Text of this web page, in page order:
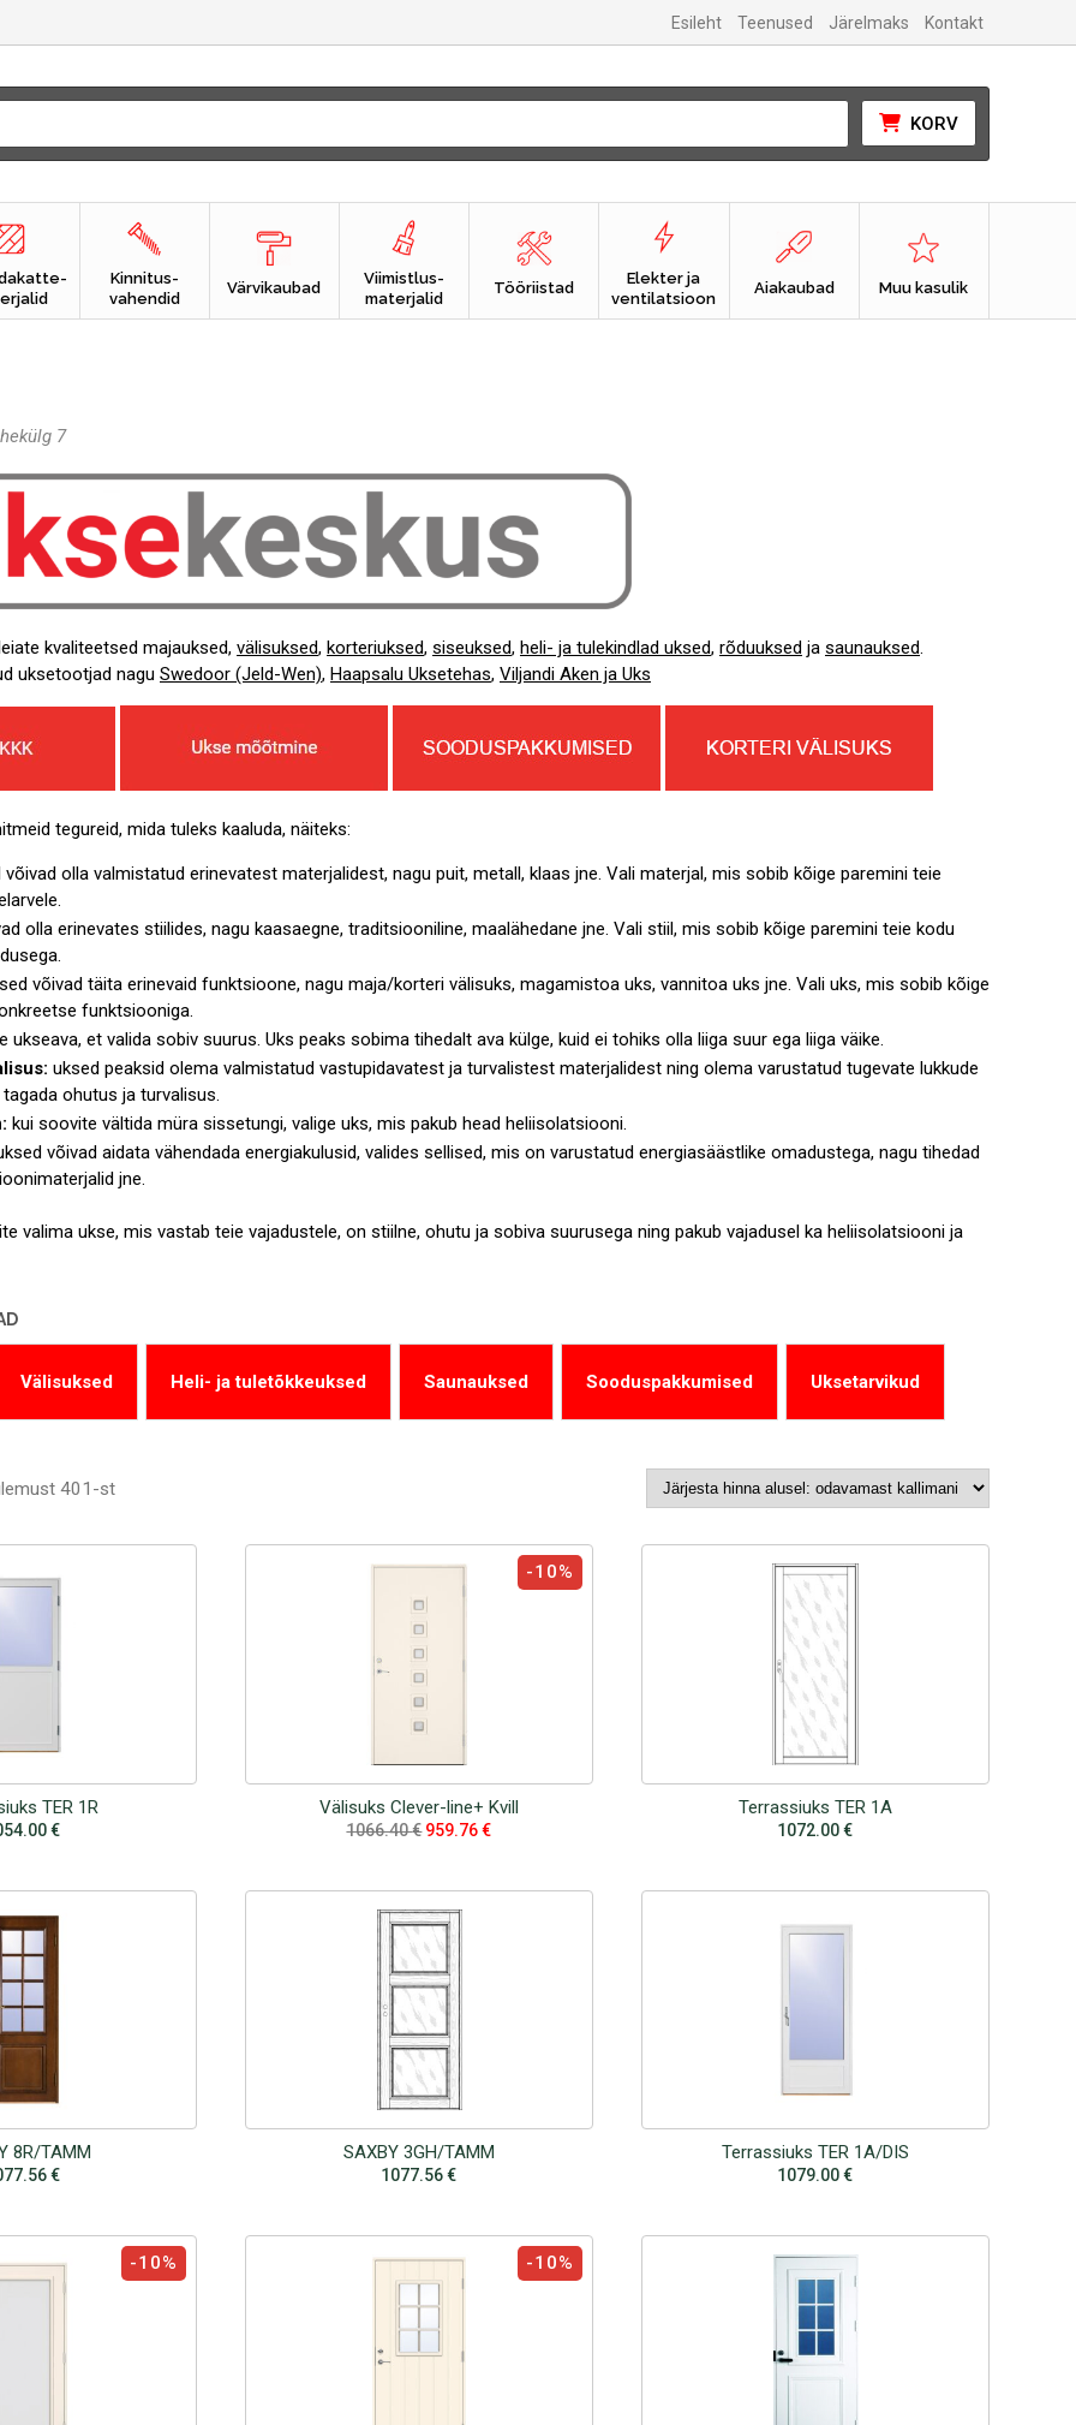
Esileht Teenused Järelmaks Kontakt
KORV
Kinnitus-
vahendid
Värvikaubad
Viimistlus-
materjalid
Tööriistad
Elekter ja
ventilatsioon
Aiakaubad Muu kasulik
7
kvaliteetsed majauksed, välisuksed, korteriuksed, siseuksed, heli- ja tulekindlad uksed, rõduuksed ja saunauksed.
uksetootjad nagu Swedoor (Jeld-Wen), Haapsalu Uksetehas, Viljandi Aken ja Uks
tegureid, mida tuleks kaaluda, näiteks:
võivad olla valmistatud erinevatest materjalidest, nagu puit, metall, klaas jne. Vali materjal, mis sobib kõige paremini teie
olla erinevates stiilides, nagu kaasaegne, traditsiooniline, maalähedane jne. Vali stiil, mis sobib kõige paremini teie kodu
võivad täita erinevaid funktsioone, nagu maja/korteri välisuks, magamistoa uks, vannitoa uks jne. Vali uks, mis sobib kõige
funktsiooniga.
ukseava, et valida sobiv suurus. Uks peaks sobima tihedalt ava külge, kuid ei tohiks olla liiga suur ega liiga väike.
uksed peaksid olema valmistatud vastupidavatest ja turvalistest materjalidest ning olema varustatud tugevate lukkude
ohutus ja turvalisus.
kui soovite vältida müra sissetungi, valige uks, mis pakub head heliisolatsiooni.
võivad aidata vähendada energiakulusid, valides sellised, mis on varustatud energiasäästlike omadustega, nagu tihedad
jne.
valima ukse, mis vastab teie vajadustele, on stiilne, ohutu ja sobiva suurusega ning pakub vajadusel ka heliisolatsiooni ja
Välisuksed Heli- ja tuletõkkeuksed Saunauksed Sooduspakkumised Uksetarvikud
401-st
TER 1R
€
-10%
Välisuks Clever-line+ Kvill
1066.40€ 959.76€
Terrassiuks TER 1A
1072.00€
8R/TAMM
€
SAXBY 3GH/TAMM
1077.56€
Terrassiuks TER 1A/DIS
1079.00€
-10% -10%